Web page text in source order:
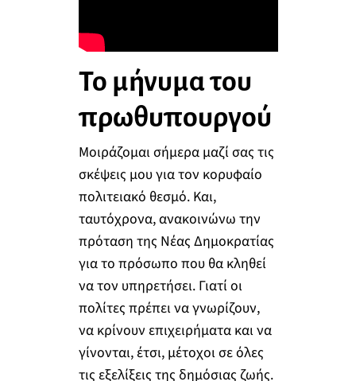
Το μήνυμα του
πρωθυπουργού
Μοιράζομαι σήμερα μαζί σας τις
σκέψεις μου για τον κορυφαίο
πολιτειακό θεσμό. Και,
ταυτόχρονα, ανακοινώνω την
πρόταση της Νέας Δημοκρατίας
για το πρόσωπο που θα κληθεί
να τον υπηρετήσει. Γιατί οι
πολίτες πρέπει να γνωρίζουν,
να κρίνουν επιχειρήματα και να
γίνονται, έτσι, μέτοχοι σε όλες
τις εξελίξεις της δημόσιας ζωής.